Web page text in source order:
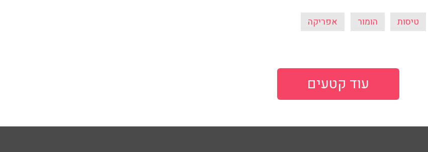
טיסות הומור אפריקה
עוד קטעים